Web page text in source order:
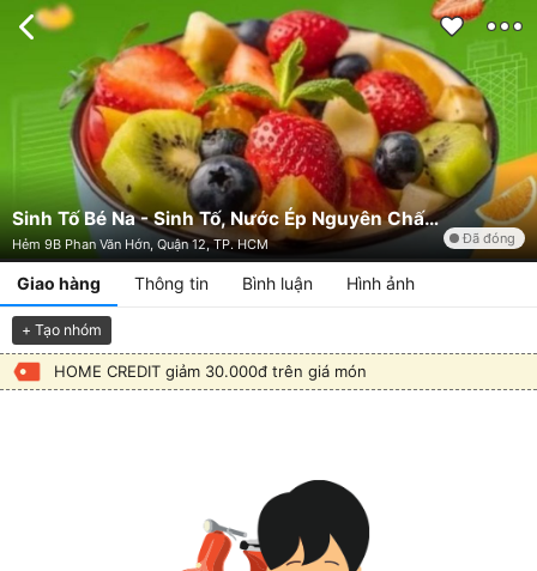
Sinh Tố Bé Na - Sinh Tố, Nước Ép Nguyên Chất & Hột Vịt Lộn - Phan Văn Hớn
Hẻm 9B Phan Văn Hớn, Quận 12, TP. HCM Đã đóng
Giao hàng Thông tin Bình luận Hình ảnh
+ Tạo nhóm
HOME CREDIT giảm 30.000đ trên giá món